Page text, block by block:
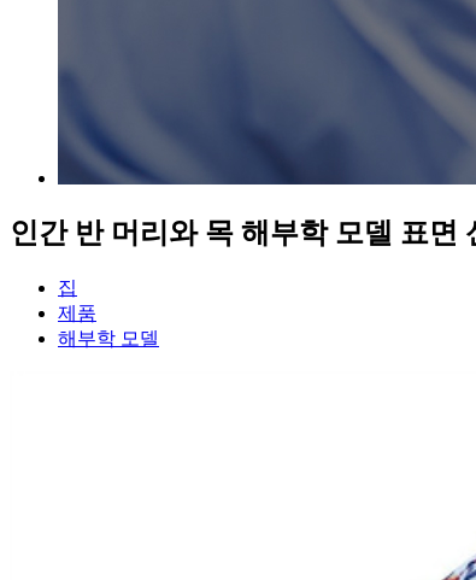
인간 반 머리와 목 해부학 모델 표면
집
제품
해부학 모델